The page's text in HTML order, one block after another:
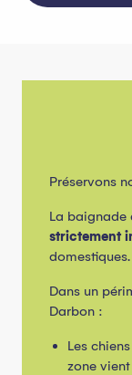
Préservons
La baignade
strictement
domestiques.
Dans un
Darbon :
Les
zone